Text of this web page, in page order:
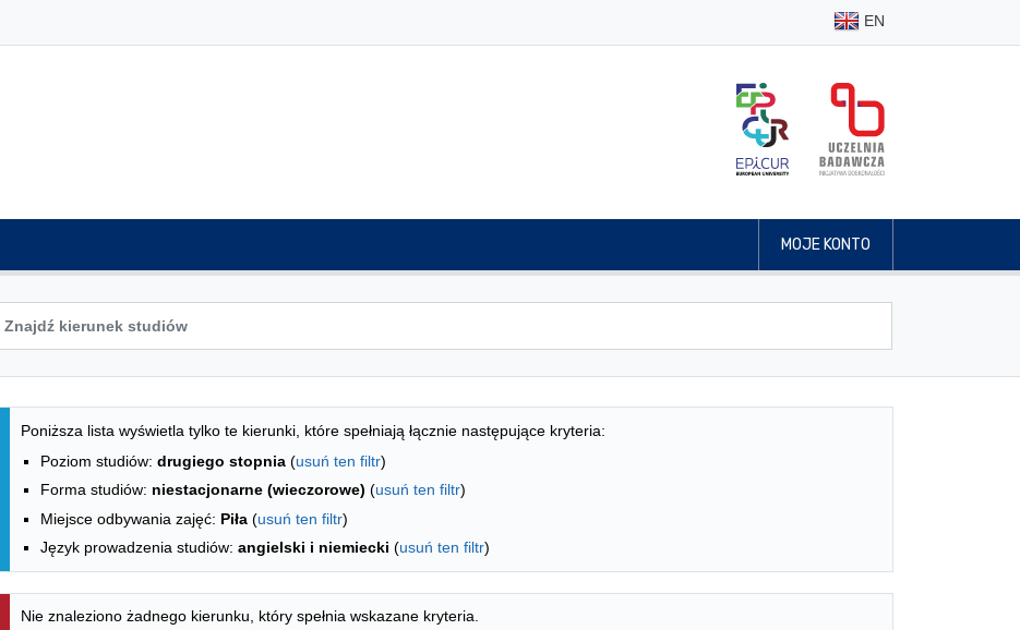
EN
MOJE KONTO
studiów
Lista kierunków - indeks alfabetyczny
Poniższa lista wyświetla tylko te kierunki, które spełniają łącznie następujące kryteria:
Poziom studiów: drugiego stopnia (usuń ten filtr)
Forma studiów: niestacjonarne (wieczorowe) (usuń ten filtr)
Miejsce odbywania zajęć: Piła (usuń ten filtr)
Język prowadzenia studiów: angielski i niemiecki (usuń ten filtr)
Nie znaleziono żadnego kierunku, który spełnia wskazane kryteria.